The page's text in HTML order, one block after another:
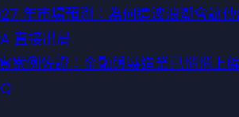
年市場預測：為何這波浪潮會讓
直接出局
案例佐證：金融與製造業已悄悄上